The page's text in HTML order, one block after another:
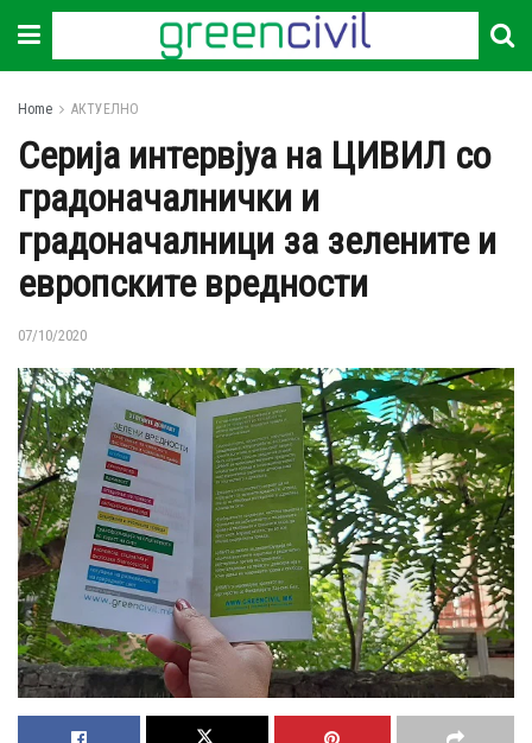
Home АКТУЕЛНО
Серија интервјуа на ЦИВИЛ со
градоначалнички и
градоначалници за зелените и
европските вредности
07/10/2020